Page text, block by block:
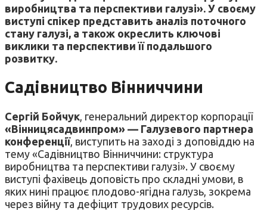
виробництва та перспективи галузі». У своєму
виступі спікер представить аналіз поточного
стану галузі, а також окреслить ключові
виклики та перспективи її подальшого
розвитку.
Садівництво Вінниччини
Сергій Бойчук , генеральний директор корпорації
«Вінницясадвинпром» — Галузевого партнера
конференції, виступить на заході з доповіддю на
тему «Садівництво Вінниччини: структура
виробництва та перспективи галузі». У своєму
виступі фахівець доповість про складні умови, в
яких нині працює плодово-ягідна галузь, зокрема
через війну та дефіцит трудових ресурсів.